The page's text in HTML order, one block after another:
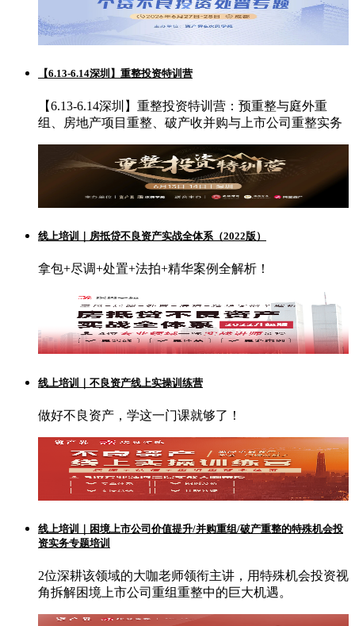
【6.13-6.14深圳】重整投资特训营
【6.13-6.14深圳】重整投资特训营：预重整与庭外重
组、房地产项目重整、破产收并购与上市公司重整实务
线上培训｜房抵贷不良资产实战全体系（2022版）
拿包+尽调+处置+法拍+精华案例全解析！
线上培训｜不良资产线上实操训练营
做好不良资产，学这一门课就够了！
线上培训｜困境上市公司价值提升/并购重组/破产重整的特殊机会投
资实务专题培训
2位深耕该领域的大咖老师领衔主讲，用特殊机会投资视
角拆解困境上市公司重组重整中的巨大机遇。